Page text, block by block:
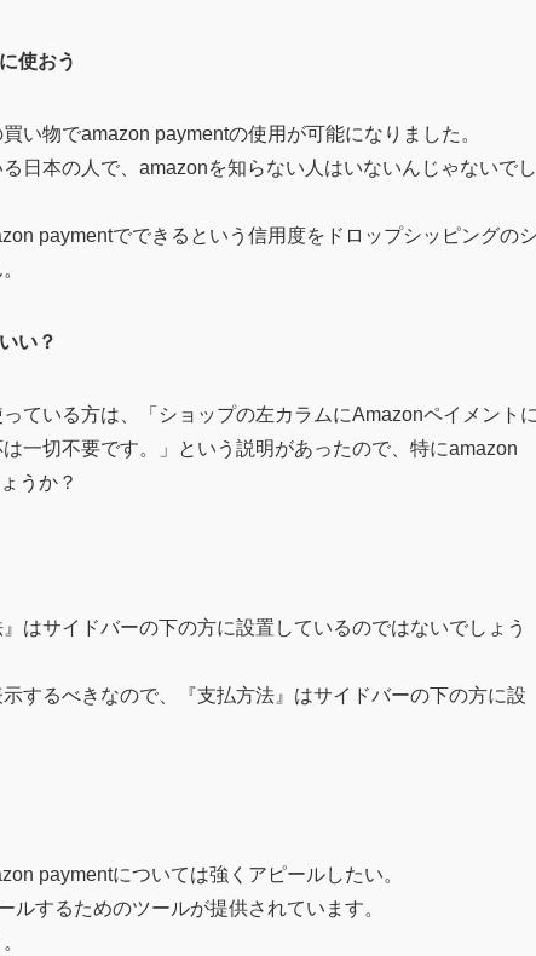
使おう
い物でamazon paymentの使用が可能になりました。
日本の人で、amazonを知らない人はいないんじゃないでし
paymentでできるという信用度をドロップシッピングの
い？
ている方は、「ショップの左カラムにAmazonペイメント
一切不要です。」という説明があったので、特にamazon
うか？
はサイドバーの下の方に設置しているのではないでしょう
するべきなので、『支払方法』はサイドバーの下の方に設
paymentについては強くアピールしたい。
するためのツールが提供されています。